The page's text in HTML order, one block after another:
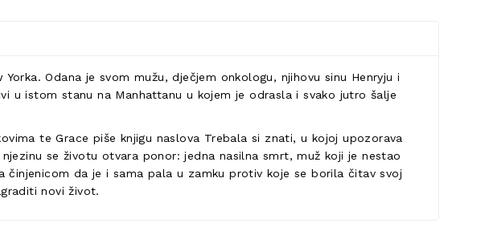
Odana je svom mužu, dječjem onkologu, njihovu sinu Henryju i
u istom stanu na Manhattanu u kojem je odrasla i svako jutro šalje
te Grace piše knjigu naslova Trebala si znati, u kojoj upozorava
se životu otvara ponor: jedna nasilna smrt, muž koji je nestao
činjenicom da je i sama pala u zamku protiv koje se borila čitav svoj
novi život.